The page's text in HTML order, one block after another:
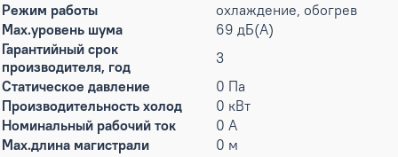
Режим работы
охлаждение, обогрев
Max.уровень шума
69 дБ(А)
Гарантийный срок
производителя, год
3
Статическое давление
0 Па
Производительность холод
0 кВт
Номинальный рабочий ток
0 А
Max.длина магистрали
0 м